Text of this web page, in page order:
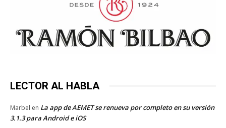
LECTOR AL HABLA
Marbel en La app de AEMET se renueva por completo en su versión
3.1.3 para Android e iOS